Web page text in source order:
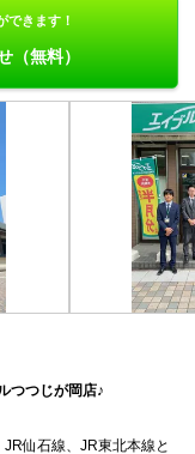
できます！
（無料）
つつじが岡店♪
仙石線、JR東北本線と